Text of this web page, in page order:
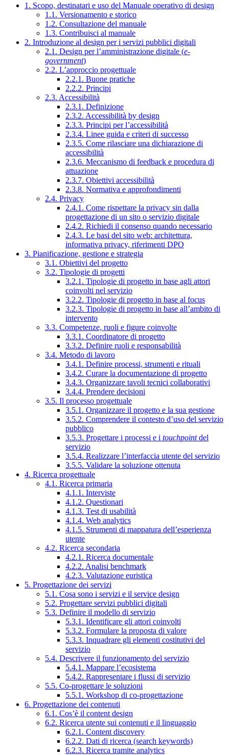
1. Scopo, destinatari e uso del Manuale operativo di design
1.1. Versionamento e storico
1.2. Consultazione del manuale
1.3. Contribuisci al manuale
2. Introduzione al design per i servizi pubblici digitali
2.1. Design per l’amministrazione digitale (e-
government)
2.2. L’approccio progettuale
2.2.1. Buone pratiche
2.2.2. Principi
2.3. Accessibilità
2.3.1. Definizione
2.3.2. Accessibilità by design
2.3.3. Principi per l’accessibilità
2.3.4. Linee guida e criteri di successo
2.3.5. Come rilasciare una dichiarazione di
accessibilità
2.3.6. Meccanismo di feedback e procedura di
attuazione
2.3.7. Obiettivi accessibilità
2.3.8. Normativa e approfondimenti
2.4. Privacy
2.4.1. Come rispettare la privacy sin dalla
progettazione di un sito o servizio digitale
2.4.2. Richiedi il consenso quando necessario
2.4.3. Le basi del sito web: architettura,
informativa privacy, riferimenti DPO
3. Pianificazione, gestione e strategia
3.1. Obiettivi del progetto
3.2. Tipologie di progetti
3.2.1. Tipologie di progetto in base agli attori
coinvolti nel servizio
3.2.2. Tipologie di progetto in base al focus
3.2.3. Tipologie di progetto in base all’ambito di
intervento
3.3. Competenze, ruoli e figure coinvolte
3.3.1. Coordinatore di progetto
3.3.2. Definire ruoli e responsabilità
3.4. Metodo di lavoro
3.4.1. Definire processi, strumenti e rituali
3.4.2. Curare la documentazione di progetto
3.4.3. Organizzare tavoli tecnici collaborativi
3.4.4. Prendere decisioni
3.5. Il processo progettuale
3.5.1. Organizzare il progetto e la sua gestione
3.5.2. Comprendere il contesto d’uso del servizio
pubblico
3.5.3. Progettare i processi e i touchpointdel
servizio
3.5.4. Realizzare l’interfaccia utente del servizio
3.5.5. Validare la soluzione ottenuta
4. Ricerca progettuale
4.1. Ricerca primaria
4.1.1. Interviste
4.1.2. Questionari
4.1.3. Test di usabilità
4.1.4. Web analytics
4.1.5. Strumenti di mappatura dell’esperienza
utente
4.2. Ricerca secondaria
4.2.1. Ricerca documentale
4.2.2. Analisi benchmark
4.2.3. Valutazione euristica
5. Progettazione dei servizi
5.1. Cosa sono i servizi e il service design
5.2. Progettare servizi pubblici digitali
5.3. Definire il modello di servizio
5.3.1. Identificare gli attori coinvolti
5.3.2. Formulare la proposta di valore
5.3.3. Inquadrare gli elementi costitutivi del
servizio
5.4. Descrivere il funzionamento del servizio
5.4.1. Mappare l’ecosistema
5.4.2. Rappresentare i flussi di servizio
5.5. Co-progettare le soluzioni
5.5.1. Workshop di co-progettazione
6. Progettazione dei contenuti
6.1. Cos’è il content design
6.2. Ricerca utente sui contenuti e il linguaggio
6.2.1. Content discovery
6.2.2. Dati di ricerca (search keywords)
6.2.3. Ricerca tramite analytics